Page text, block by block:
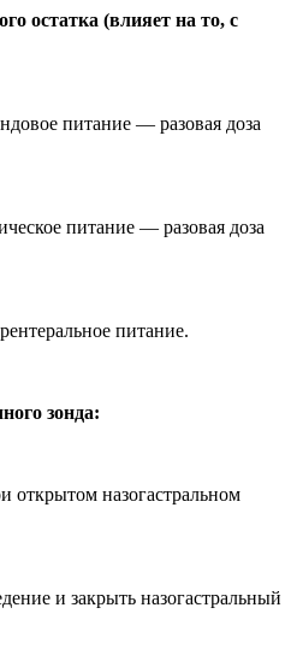
остатка (влияет на то, с
питание — разовая доза
питание — разовая доза
питание.
зонда:
открытом назогастральном
и закрыть назогастральный